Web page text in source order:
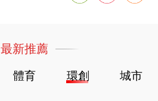
最新推薦
體育 環創 城市